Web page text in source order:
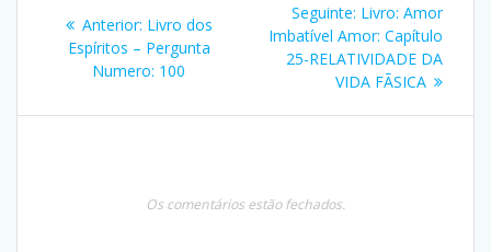
Post
Anterior: Post
anterior:
Livro dos
Espíritos – Pergunta
Numero: 100
Seguinte: Post
seguinte:
Livro: Amor
Imbatível Amor: Capítulo
25-RELATIVIDADE DA
VIDA FÃSICA
Os comentários estão fechados.